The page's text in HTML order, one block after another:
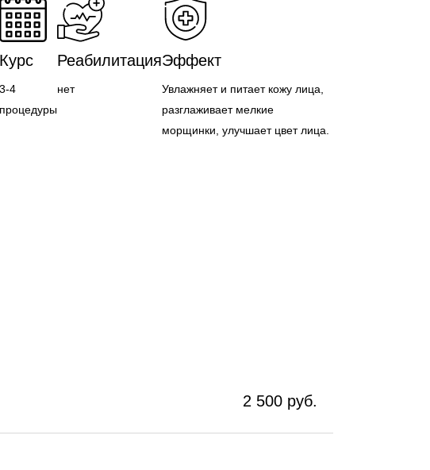
Курс
3-4
процедуры
Реабилитация
нет
Эффект
Увлажняет и питает кожу лица,
разглаживает мелкие
морщинки, улучшает цвет лица.
2 500 руб.